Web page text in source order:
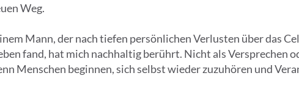
Weg.
Mann, der nach tiefen persönlichen Verlusten über das
fand, hat mich nachhaltig berührt. Nicht als Versprechen
Menschen beginnen, sich selbst wieder zuzuhören und